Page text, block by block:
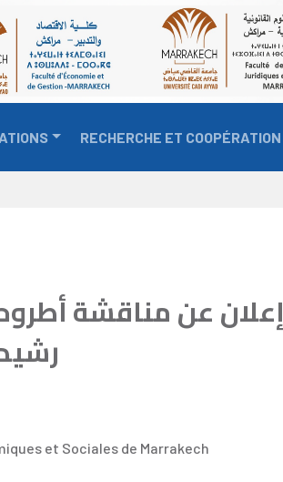
RECHERCHE ET COOPÉRATION
إعلان عن مناقشة
et Sociales de Marrakech